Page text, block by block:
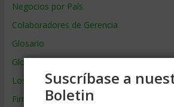
Negocios por País
Colaboradores de Gerencia
Glosario
Glosario Inglés – Español
Los mejores MBA
Firmas de Gerencia
Suscríbase a
Boletin